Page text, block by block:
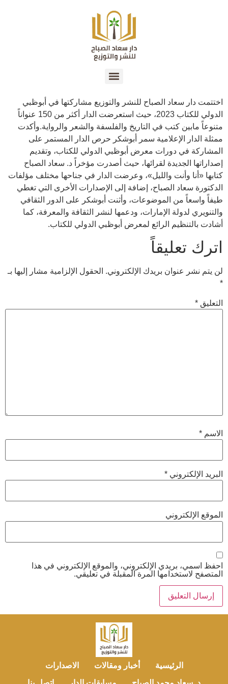
اختتمت دار سعاد الصباح للنشر والتوزيع مشاركتها في أبوظبي
الدولي للكتاب 2023، حيث استعرضت الدار أكثر من 150 عنواناً
متنوعاً مابين كتب في التاريخ والفلسفة والشعر والرواية.وأكدت
ممثلة الدار الإعلامية سمر أبوشكر حرص الدار المستمر على
المشاركة في دورات معرض أبوظبي الدولي للكتاب، وتقديم
إصداراتها الجديدة لقرائها، حيث أصدرت مؤخراً د. سعاد الصباح
كتابها «أنا وأنت والليل»، وعرضت الدار في جناحها مختلف مؤلفات
الدكتورة سعاد الصباح، إضافة إلى الإصدارات الأخرى التي تغطي
طيفاً واسعاً من الموضوعات، وأثنت أبوشكر على الدور الثقافي
والتنويري لدولة الإمارات، ودعمها لنشر الثقافة والمعرفة، كما
أشادت بالتنظيم الرائع لمعرض أبوظبي الدولي للكتاب.
اترك تعليقاً
لن يتم نشر عنوان بريدك الإلكتروني. الحقول الإلزامية مشار إليها بـ
*
التعليق *
الاسم *
البريد الإلكتروني *
الموقع الإلكتروني
احفظ اسمي، بريدي الإلكتروني، والموقع الإلكتروني في هذا
المتصفح لاستخدامها المرة المقبلة في تعليقي.
الرئيسية أخبار ومقالات
الاصدارات